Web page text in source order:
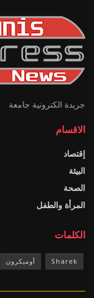
جريدة الكترونية جامعة
الاقسام
إقتصاد
البيئة
الصحة
المرأة والطفل
الكلمات
Sharek أوميكرون